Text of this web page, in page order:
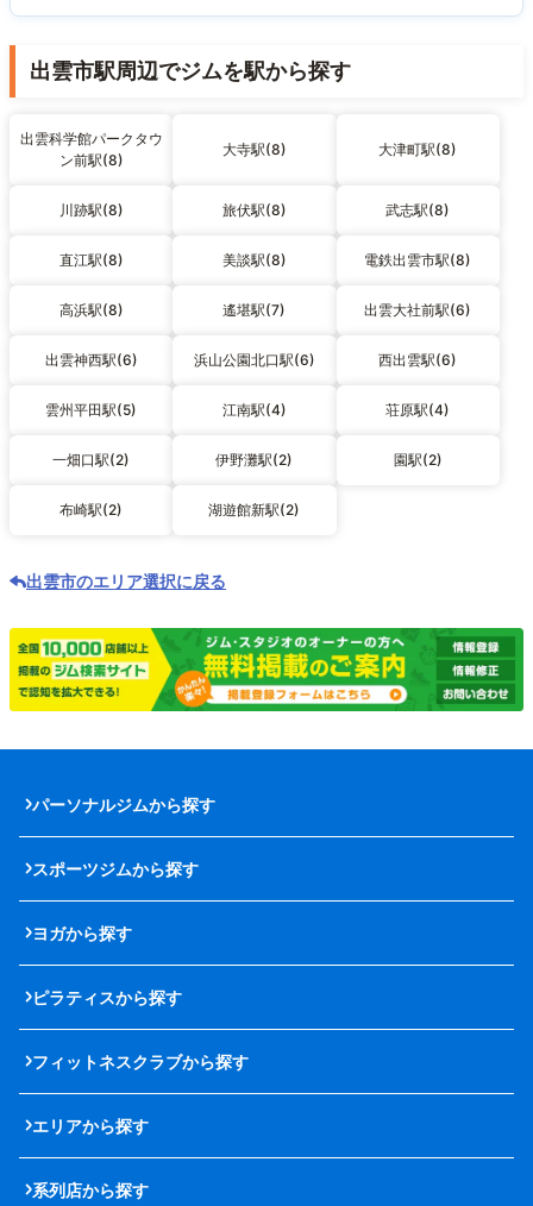
出雲市駅周辺でジムを駅から探す
出雲科学館パークタウ
ン前駅(8)
大寺駅(8) 大津町駅(8)
川跡駅(8) 旅伏駅(8) 武志駅(8)
直江駅(8) 美談駅(8) 電鉄出雲市駅(8)
高浜駅(8) 遙堪駅(7) 出雲大社前駅(6)
出雲神西駅(6) 浜山公園北口駅(6) 西出雲駅(6)
雲州平田駅(5) 江南駅(4) 荘原駅(4)
一畑口駅(2) 伊野灘駅(2) 園駅(2)
布崎駅(2) 湖遊館新駅(2)
出雲市のエリア選択に戻る
パーソナルジムから探す
スポーツジムから探す
ヨガから探す
ピラティスから探す
フィットネスクラブから探す
エリアから探す
系列店から探す